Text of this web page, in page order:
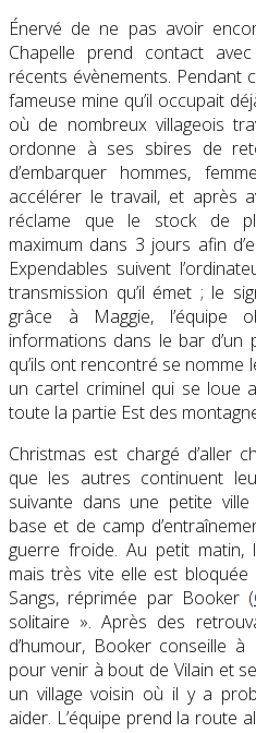
Énervé de ne pas avoir
Chapelle prend contact
récents évènements. Pendant
fameuse mine qu’il occupait
où de nombreux villageois
ordonne à ses sbires de
d’embarquer hommes,
accélérer le travail, et après
réclame que le stock de
maximum dans 3 jours afin
Expendables suivent
transmission qu’il émet ; le
grâce à Maggie, l’équipe
informations dans le bar d’un
qu’ils ont rencontré se nomme
un cartel criminel qui se loue
toute la partie Est des
Christmas est chargé d’aller
que les autres continuent
suivante dans une petite
base et de camp
guerre froide. Au petit matin,
mais très vite elle est bloquée
Sangs, réprimée par Booker (
solitaire ». Après des
d’humour, Booker conseille à
pour venir à bout de Vilain et
un village voisin où il y a
aider. L’équipe prend la route